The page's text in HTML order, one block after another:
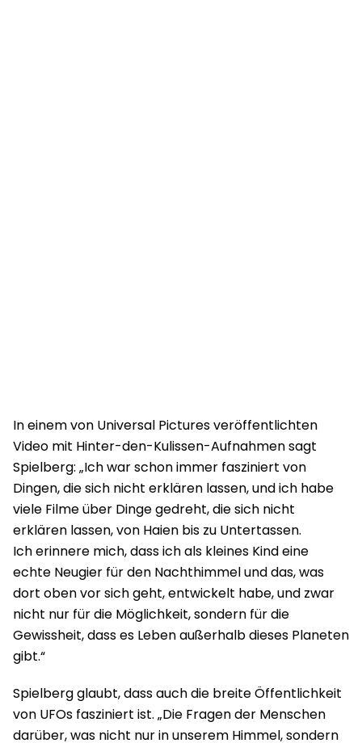
In einem von Universal Pictures veröffentlichten
Video mit Hinter-den-Kulissen-Aufnahmen sagt
Spielberg: „Ich war schon immer fasziniert von
Dingen, die sich nicht erklären lassen, und ich habe
viele Filme über Dinge gedreht, die sich nicht
erklären lassen, von Haien bis zu Untertassen.
Ich erinnere mich, dass ich als kleines Kind eine
echte Neugier für den Nachthimmel und das, was
dort oben vor sich geht, entwickelt habe, und zwar
nicht nur für die Möglichkeit, sondern für die
Gewissheit, dass es Leben außerhalb dieses Planeten
gibt.“
Spielberg glaubt, dass auch die breite Öffentlichkeit
von UFOs fasziniert ist. „Die Fragen der Menschen
darüber, was nicht nur in unserem Himmel, sondern